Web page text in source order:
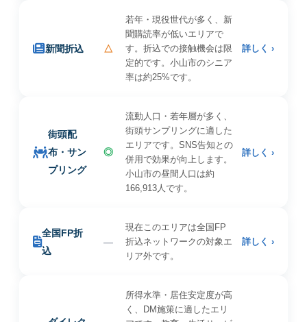
新聞折込 △
若年・現役世代が多く、新
聞購読率が低いエリアで
す。折込での接触機会は限
定的です。小山市のシニア
率は約25%です。
詳しく ›
街頭配
布・サン
プリング
◎
流動人口・若年層が多く、
街頭サンプリングに適した
エリアです。SNS告知との
併用で効果が向上します。
小山市の昼間人口は約
166,913人です。
詳しく ›
全国FP折
込
—
現在このエリアは全国FP
折込ネットワークの対象エ
リア外です。
詳しく ›
所得水準・居住安定度が高
く、DM施策に適したエリ